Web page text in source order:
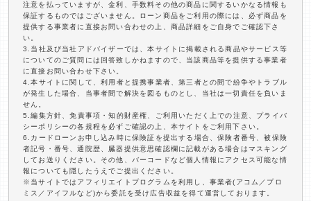
注意を払っていますが、金利、手数料その他の商品に関するいかなる情報も
保証するものではございません。ローン商品をご利用の際には、必ず商品を
提供する事業者に直接お問い合わせの上、商品詳細をご自身でご確認下さ
い。
3.当社及び当社アドバイザーでは、本サイトに掲載される商品やサービス等
についてのご質問には回答致しかねますので、当該商品等を提供する事業者
に直接お問い合わせ下さい。
4.本サイトに関して、利用者と提携事業者、第三者との間で紛争やトラブル
が発生した場合、当事者間で解決を図るものとし、当社は一切責任を負いま
せん。
5.編集方針、免責事項・知的財産権、ご利用いただく上での注意、プライバ
シーポリシーの各規程を必ずご確認の上、本サイトをご利用下さい。
6.カードローンお申し込み時に保険証を提出する場合、保険者番号、被保険
者記号・番号、通院歴、臓器提供意思確認欄に記載がある場合はマスキング
してお送りください。その他、バーコードなど個人情報にアクセス可能な情
報についても隠したうえでご提出ください。
※当サイトではアフィリエイトプログラムを利用し、事業者(アコム／プロ
ミス／アイフルなど)から委託を受け広告収益を得て運営しております。